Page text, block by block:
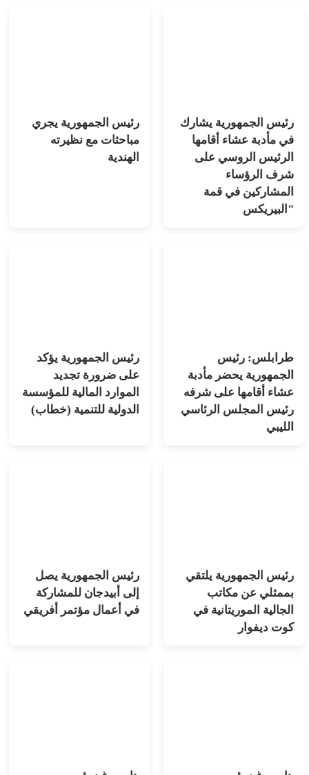
رئيس الجمهورية يشارك
في مأدبة عشاء أقامها
الرئيس الروسي على
شرف الرؤساء
المشاركين في قمة
"البيريكس
رئيس الجمهورية يجري
مباحثات مع نظيرته
الهندية
طرابلس: رئيس
الجمهورية يحضر مأدبة
عشاء أقامها على شرفه
رئيس المجلس الرئاسي
الليبي
رئيس الجمهورية يؤكد
على ضرورة تجديد
الموارد المالية للمؤسسة
الدولية للتنمية (خطاب)
رئيس الجمهورية يلتقي
بممثلي عن مكاتب
الجالية الموريتانية في
كوت ديفوار
رئيس الجمهورية يصل
إلى أبيدجان للمشاركة
في أعمال مؤتمر أفريقي